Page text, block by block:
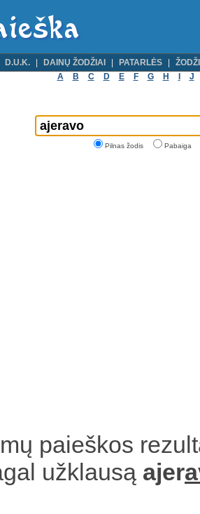
D.U.K. DAINŲ ŽODŽIAI PATARLĖS
A
B C D E F G H J
Pilnas žodis Pabaiga
paieškos
užklausą ajer